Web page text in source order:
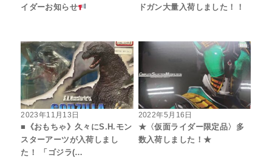
イダーお知らせ
ドガン大量入荷しました！！
2023年11月13日
■《おもちゃ》久々にS.H.モン
スターアーツが入荷しまし
た！ 「ゴジラ(…
2022年5月16日
★〈仮面ライダー限定品〉多
数入荷しました！★